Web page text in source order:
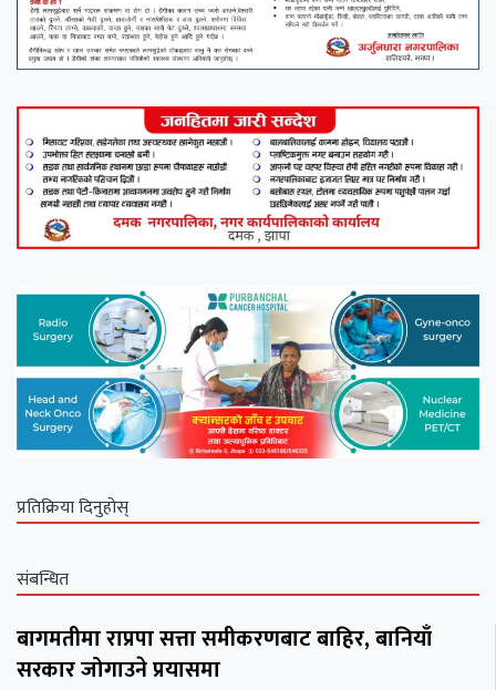
प्रतिक्रिया दिनुहोस्
संबन्धित
बागमतीमा राप्रपा सत्ता समीकरणबाट बाहिर, बानियाँ
सरकार जोगाउने प्रयासमा